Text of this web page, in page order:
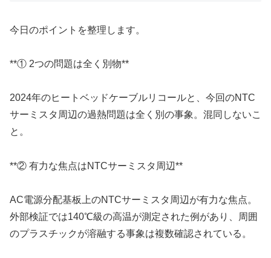
今日のポイントを整理します。
**① 2つの問題は全く別物**
2024年のヒートベッドケーブルリコールと、今回のNTC
サーミスタ周辺の過熱問題は全く別の事象。混同しないこ
と。
**② 有力な焦点はNTCサーミスタ周辺**
AC電源分配基板上のNTCサーミスタ周辺が有力な焦点。
外部検証では140℃級の高温が測定された例があり、周囲
のプラスチックが溶融する事象は複数確認されている。